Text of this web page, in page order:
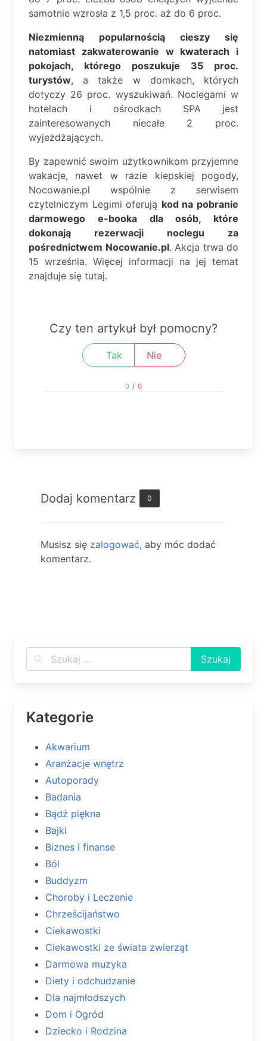
samotnie wzrosła z 1,5 proc. aż do 6 proc.
Niezmienną popularnością cieszy się
natomiast zakwaterowanie w kwaterach i
pokojach, którego poszukuje 35 proc.
turystów, a także w domkach, których
dotyczy 26 proc. wyszukiwań. Noclegami w
hotelach i ośrodkach SPA jest
zainteresowanych niecałe 2 proc.
wyjeżdżających.
By zapewnić swoim użytkownikom przyjemne
wakacje, nawet w razie kiepskiej pogody,
Nocowanie.pl wspólnie z serwisem
czytelniczym Legimi oferują kod na pobranie
darmowego e-booka dla osób, które
dokonają rezerwacji noclegu za
pośrednictwem Nocowanie.pl. Akcja trwa do
15 września. Więcej informacji na jej temat
znajduje się tutaj.
Czy ten artykuł był pomocny?
Tak Nie
0 / 0
Dodaj komentarz 0
Musisz się zalogować, aby móc dodać
komentarz.
Kategorie
Akwarium
Aranżacje wnętrz
Autoporady
Badania
Bądź piękna
Bajki
Biznes i finanse
Ból
Buddyzm
Choroby i Leczenie
Chrześcijaństwo
Ciekawostki
Ciekawostki ze świata zwierząt
Darmowa muzyka
Diety i odchudzanie
Dla najmłodszych
Dom i Ogród
Dziecko i Rodzina